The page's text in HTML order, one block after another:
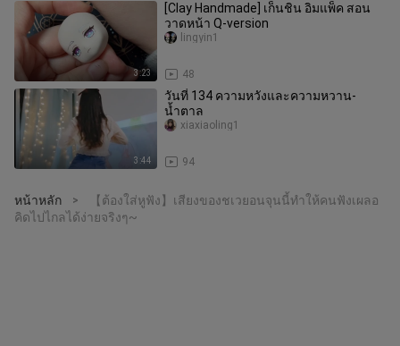
3:23
[Clay Handmade] เก็นชิน อิมแพ็ค สอน
วาดหน้า Q-version
48
lingyin1
3:44
วันที่ 134 ความหวังและความหวาน-
น้ำตาล
94
xiaxiaoling1
หน้าหลัก >
【ต้องใส่หูฟัง】เสียงของชเวยอนจุนนี้ทำให้คนฟังเผลอ
คิดไปไกลได้ง่ายจริงๆ~